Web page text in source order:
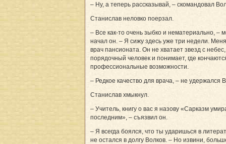
– Ну, а теперь рассказывай, – скомандовал
Станислав неловко поерзал.
– Все как-то очень зыбко и нематериально, –
начал он. – Я сижу здесь уже три недели.
врач пансионата. Он не хватает звезд с
порядочный человек и понимает, где
профессиональные возможности.
– Редкое качество для врача, – не удержался
Станислав хмыкнул.
– Учитель, книгу о вас я назову «Сарказм
последним», – съязвил он.
– Я всегда боялся, что ты ударишься в
не остался в долгу Волков. – Но извини,